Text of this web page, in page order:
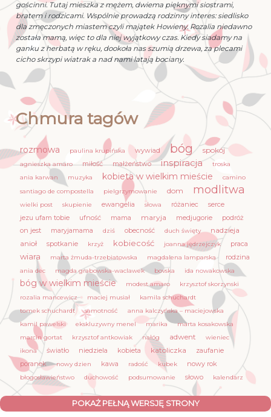
gościnni. Tutaj mieszka z mężem, dwiema pięknymi siostrami,
bratem i rodzicami. Wspólnie prowadzą rodzinny interes: siedlisko
dla zmęczonych miastem czyli majątek Howieny. Rozalia niedawno
została mamą, więc to dla niej wyjątkowy czas. Kiedy siadamy na
ganku z herbatą w ręku, dookoła nas szumią drzewa, za plecami
cicho skrzypi wiatrak a nad nami latają bociany.
Chmura tagów
rozmowa paulina krupińska wywiad bóg spokój
agnieszka amaro miłość małżeństwo inspiracja
troska
ania karwan
muzyka kobieta w wielkim mieście
camino
santiago de compostella
pielgrzymowanie dom modlitwa
wielki post skupienie ewangelia słowa różaniec
serce
jezu ufam tobie
ufność mama maryja medjugorie
podróż
on jest
maryjamama dziś obecność duch święty
nadzieja
anioł
spotkanie krzyż kobiecość joanna jędrzejczyk praca
wiara marta żmuda-trzebiatowska magdalena lamparska rodzina
ania dec magda grabowska-waclawek bovska ida nowakowska
bóg w wielkim mieście modest amaro
krzysztof skorzynski
rozalia mancewicz
maciej musiał
kamila schuchardt
tomek schuchardt
samotność
anna kalczyńska – maciejowska
kamil pawelski
ekskluzywny menel marika
marta kosakowska
marcin gortat
krzysztof antkowiak nałóg adwent
wieniec
ikona
światło niedziela kobieta katoliczka
zaufanie
poranek
nowy dzien kawa radość kubek nowy rok
błogosławieństwo duchowość podsumowanie słowo kalendarz
POKAŻ PEŁNĄ WERSJĘ STRONY